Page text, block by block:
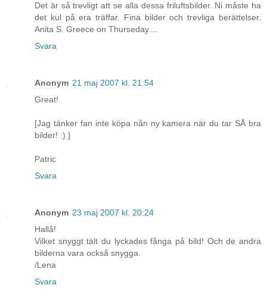
Det är så trevligt att se alla dessa friluftsbilder. Ni måste ha
det kul på era träffar. Fina bilder och trevliga berättelser.
Anita S. Greece on Thurseday....
Svara
Anonym 21 maj 2007 kl. 21:54
Great!
[Jag tänker fan inte köpa nån ny kamera när du tar SÅ bra
bilder! :) ]
Patric
Svara
Anonym 23 maj 2007 kl. 20:24
Hallå!
Vilket snyggt tält du lyckades fånga på bild! Och de andra
bilderna vara också snygga.
/Lena
Svara